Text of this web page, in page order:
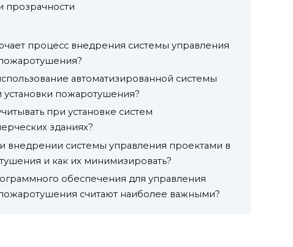
прозрачности
процесс внедрения системы управления
автоматизированной системы
установки пожаротушения?
при установке систем
зданиях?
внедрении системы управления проектами в
и как их минимизировать?
обеспечения для управления
считают наиболее важными?